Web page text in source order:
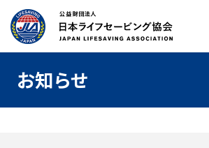
JLA ENGLISH SITE
お知らせ